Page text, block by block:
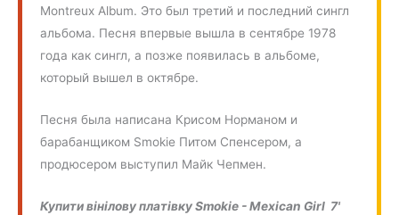
Montreux Album. Это был третий и последний сингл
альбома. Песня впервые вышла в сентябре 1978
года как сингл, а позже появилась в альбоме,
который вышел в октябре.
Песня была написана Крисом Норманом и
барабанщиком Smokie Питом Спенсером, а
продюсером выступил Майк Чепмен.
Купити вінілову платівку Smokie - Mexican Girl 7'